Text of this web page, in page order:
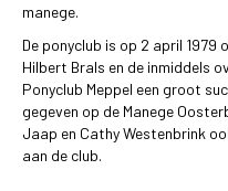
manege.
De ponyclub is op 2 april
Hilbert Brals en de inmiddels
Ponyclub Meppel een groot
gegeven op de Manege
Jaap en Cathy Westenbrink
aan de club.